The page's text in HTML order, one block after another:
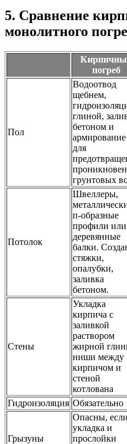
5. Сравнение
монолитного
погреб
Пол
Водоотвод
щебнем,
глиной,
бетоном и
армирование
для
грунтовых
Потолок
Швеллеры,
п-образные
профили или
деревянные
балки.
стяжки,
опалубки,
заливка
бетоном.
Стены
Укладка
кирпича с
заливкой
раствором
жирной
ниши между
кирпичом и
стеной
котлована
Гидроизоляция Обязательно
Грызуны
Опасны, если
укладка и
прослойки